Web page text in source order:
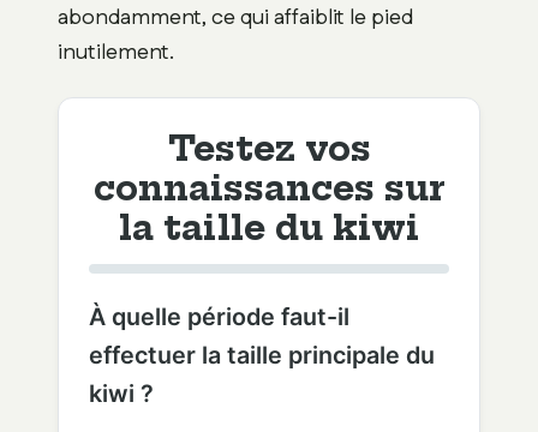
abondamment, ce qui affaiblit le pied
inutilement.
Testez vos
connaissances sur
la taille du kiwi
À quelle période faut-il
effectuer la taille principale du
kiwi ?